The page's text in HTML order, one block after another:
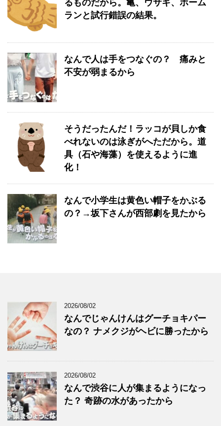
るものだから。亀、ウサギ、ホーム
ランと試行錯誤の結果。
なんで人は手をつなぐの？ 痛みと
不安が弱まるから
そうだったんだ！ラッコが貝しか食
べれないのは泳ぎがへただから。道
具（石や海藻）を使えるように進
化！
なんで小学生は黄色い帽子をかぶる
の？→坂下さんが西部劇を見たから
2026/08/02
なんでじゃんけんはグーチョキパー
なの？ ナメクジがヘビに勝ったから
2026/08/02
なんで渋谷に人が集まるようになっ
た？ 奇跡の水があったから